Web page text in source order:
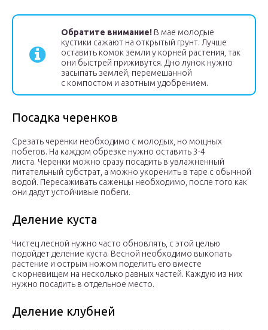
Обратите внимание! В мае молодые
кустики сажают на открытый грунт. Лучше
оставить комок земли у корней растения, так
они быстрей приживутся. Дно лунок нужно
засыпать землей, перемешанной
с компостом и азотным удобрением.
Посадка черенков
Срезать черенки необходимо с молодых, но мощных
побегов. На каждом обрезке нужно оставить 3-4
листа. Черенки можно сразу посадить в увлажненный
питательный субстрат, а можно укоренить в таре с обычной
водой. Пересаживать саженцы необходимо, после того как
они дадут устойчивые побеги.
Деление куста
Чистец лесной нужно часто обновлять, с этой целью
подойдет деление куста. Весной необходимо выкопать
растение и острым ножом поделить его вместе
с корневищем на несколько равных частей. Каждую из них
нужно посадить в отдельное место.
Деление клубней